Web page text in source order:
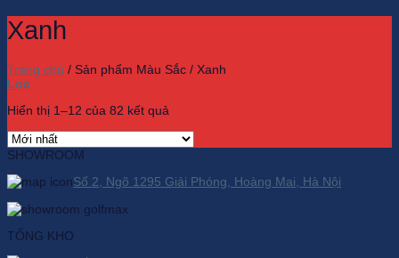
Xanh
Trang chủ / Sản phẩm Màu Sắc / Xanh
Lọc
Hiển thị 1–12 của 82 kết quả
SHOWROOM
Số 2, Ngõ 1295 Giải Phóng, Hoàng Mai, Hà Nội
TỔNG KHO